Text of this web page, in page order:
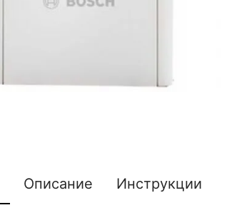
Описание Инструкции